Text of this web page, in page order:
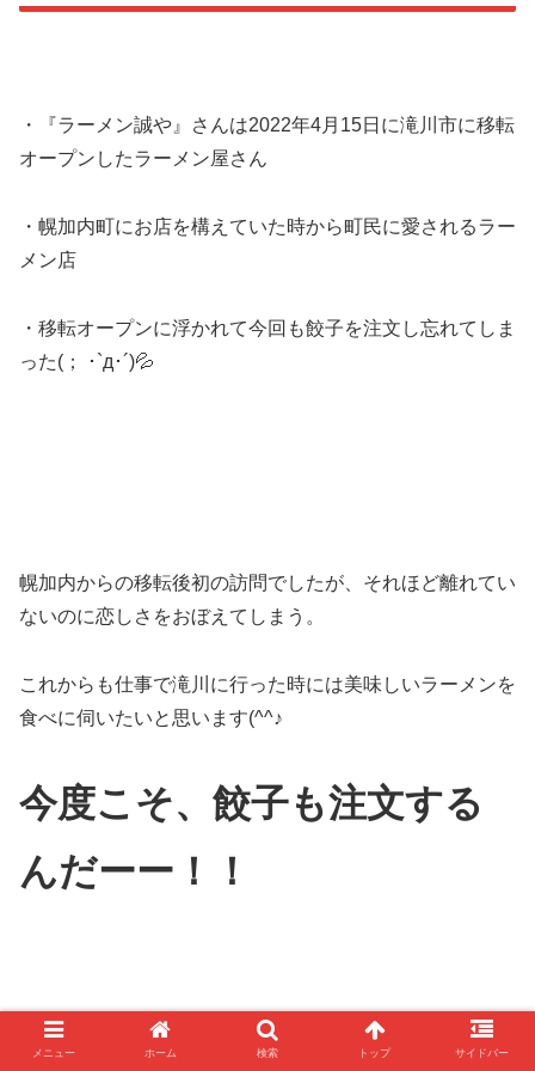
・『ラーメン誠や』さんは2022年4月15日に滝川市に移転
オープンしたラーメン屋さん
・幌加内町にお店を構えていた時から町民に愛されるラー
メン店
・移転オープンに浮かれて今回も餃子を注文し忘れてしま
った(； ･`д･´)💦
幌加内からの移転後初の訪問でしたが、それほど離れてい
ないのに恋しさをおぼえてしまう。
これからも仕事で滝川に行った時には美味しいラーメンを
食べに伺いたいと思います(^^♪
今度こそ、餃子も注文する
んだーー！！
今回も、ごちそうさまでしたーー！！
メニュー ホーム 検索 トップ サイドバー